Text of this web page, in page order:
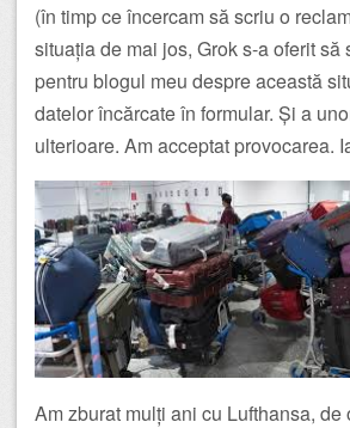
(în timp ce încercam să scriu o
situația de mai jos, Grok s-a oferit să
pentru blogul meu despre această
datelor încărcate în formular. Și a
ulterioare. Am acceptat provocarea.
Am zburat mulți ani cu Lufthansa,